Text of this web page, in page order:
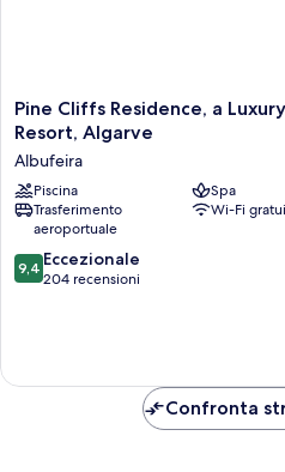
Pine
Cliffs
Residence,
a
Luxury
Collection
Resort,
Algarve
Albufeira
Pine Cliffs Residence, a
Resort, Algarve
Albufeira
Piscina
Spa
Trasferimento
aeroportuale
Wi-Fi
9.4
su
9,4 Eccezionale
204 recensioni
Confronta